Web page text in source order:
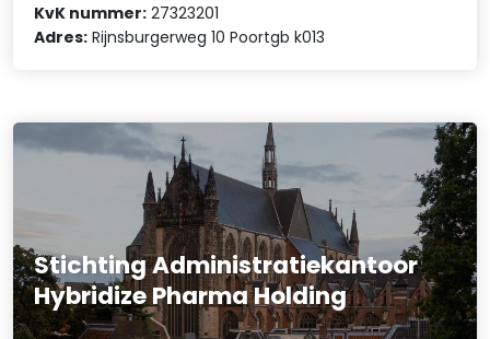
KvK nummer: 27323201
Adres: Rijnsburgerweg 10 Poortgb k013
Stichting Administratiekantoor
Hybridize Pharma Holding